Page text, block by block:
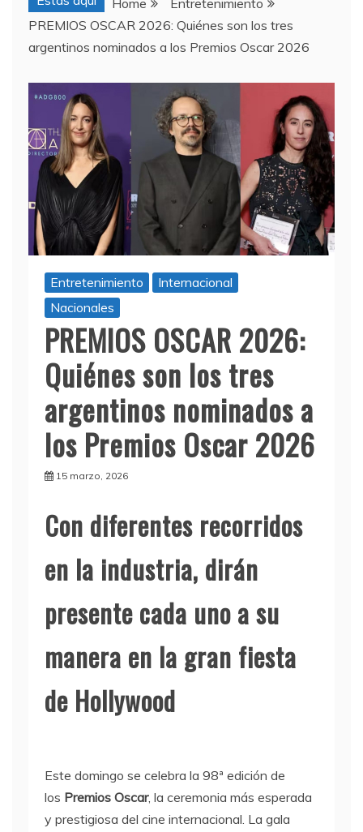
Home
Entretenimiento
PREMIOS OSCAR 2026: Quiénes son los tres
argentinos nominados a los Premios Oscar 2026
Entretenimiento
Internacional
Nacionales
PREMIOS OSCAR 2026:
Quiénes son los tres
argentinos nominados a
los Premios Oscar 2026
15 marzo, 2026
Con diferentes recorridos
en la industria, dirán
presente cada uno a su
manera en la gran fiesta
de Hollywood
Este domingo se celebra la 98ª edición de
los Premios Oscar, la ceremonia más esperada
y prestigiosa del cine internacional. La gala